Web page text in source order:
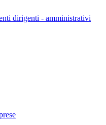
dirigenti - amministrativi